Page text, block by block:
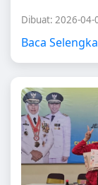
Dibuat: 2026-04-
Baca